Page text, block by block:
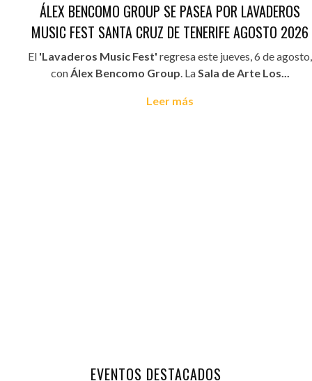
ÁLEX BENCOMO GROUP SE PASEA POR LAVADEROS
MUSIC FEST SANTA CRUZ DE TENERIFE AGOSTO 2026
El 'Lavaderos Music Fest' regresa este jueves, 6 de agosto,
conÁlex Bencomo Group. LaSala de Arte Los...
Leer más
EVENTOS DESTACADOS